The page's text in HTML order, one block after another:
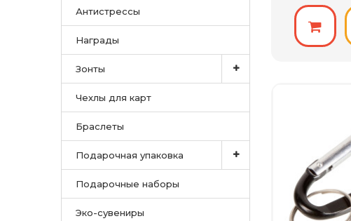
Антистрессы
Награды
Зонты
Чехлы для карт
Браслеты
Подарочная упаковка
Подарочные наборы
Эко-сувениры